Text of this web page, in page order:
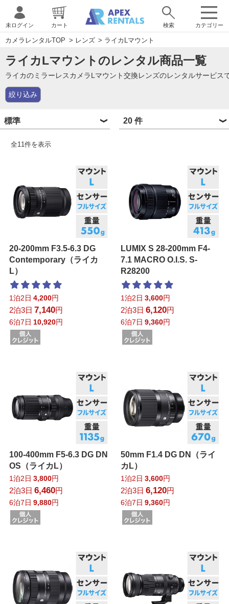
カテゴリー
未ログイン カート 検索
カメラレンタルTOP > レンズ > ライカLマウント
ライカLマウントのレンタル商品一覧
ライカのミラーレスカメラLマウント交換レンズのレンタルサービス
絞り込み
全11件を表示
20-200mm F3.5-6.3 DG
Contemporary（ライカ
L）
1泊2日 4,200円
2泊3日 7,140円
6泊7日 10,920円
LUMIX S 28-200mm F4-
7.1 MACRO O.I.S. S-
R28200
1泊2日 3,600円
2泊3日 6,120円
6泊7日 9,360円
100-400mm F5-6.3 DG DN
OS（ライカL）
1泊2日 3,800円
2泊3日 6,460円
6泊7日 9,880円
50mm F1.4 DG DN（ライ
カL）
1泊2日 3,600円
2泊3日 6,120円
6泊7日 9,360円